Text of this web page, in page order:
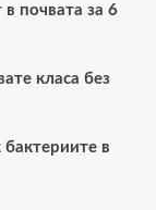
почвата за 6
класа без
в